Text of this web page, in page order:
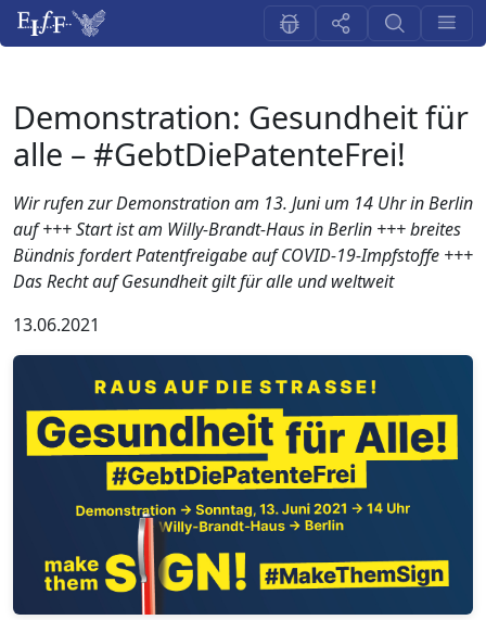
Demonstration: Gesundheit für
alle – #GebtDiePatenteFrei!
Wir rufen zur Demonstration am 13. Juni um 14 Uhr in Berlin
auf +++ Start ist am Willy-Brandt-Haus in Berlin +++ breites
Bündnis fordert Patentfreigabe auf COVID-19-Impfstoffe +++
Das Recht auf Gesundheit gilt für alle und weltweit
13.06.2021